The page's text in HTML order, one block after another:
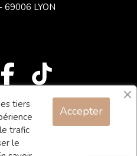
LYON
de vente
tiers
trafic
le
Accepter